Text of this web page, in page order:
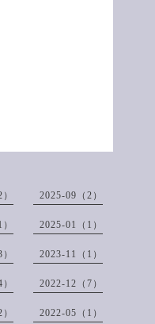
2025-09（2）
2025-01（1）
2023-11（1）
2022-12（7）
2022-05（1）